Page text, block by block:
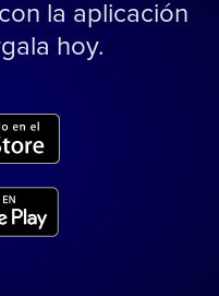
la aplicación
hoy.